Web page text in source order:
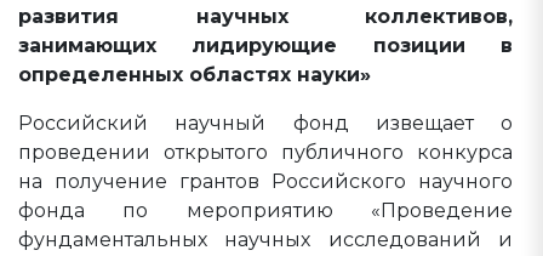
развития научных коллективов,
занимающих лидирующие позиции в
определенных областях науки»
Российский научный фонд извещает о
проведении открытого публичного конкурса
на получение грантов Российского научного
фонда по мероприятию «Проведение
фундаментальных научных исследований и